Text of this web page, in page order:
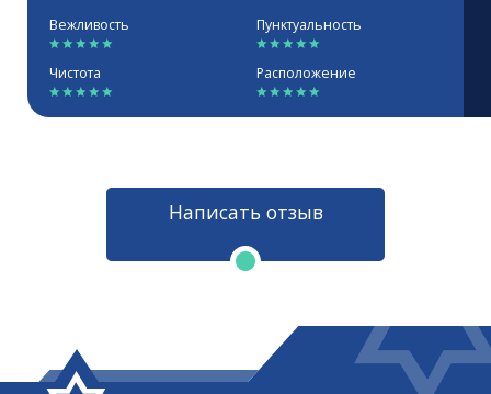
Вежливость Пунктуальность
Чистота Расположение
Написать отзыв